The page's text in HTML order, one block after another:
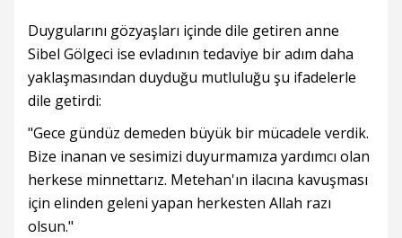
Duygularını gözyaşları içinde dile getiren anne
Sibel Gölgeci ise evladının tedaviye bir adım daha
yaklaşmasından duyduğu mutluluğu şu ifadelerle
dile getirdi:
"Gece gündüz demeden büyük bir mücadele verdik.
Bize inanan ve sesimizi duyurmamıza yardımcı olan
herkese minnettarız. Metehan'ın ilacına kavuşması
için elinden geleni yapan herkesten Allah razı
olsun."